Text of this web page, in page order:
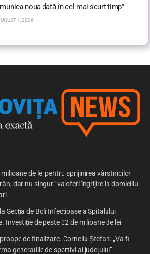
noua dată în cel mai scurt timp”
1, 2026
milioane de lei pentru sprijinirea vârstnicilor
dar nu singur” va oferi îngrijire la domiciliu
Secția de Boli Infecțioase a Spitalului
Investiție de peste 32 de milioane de lei
de finalizare. Corneliu Ștefan: „Va fi
generațiile de sportivi ai județului”